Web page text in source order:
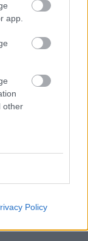
app.
other
Policy